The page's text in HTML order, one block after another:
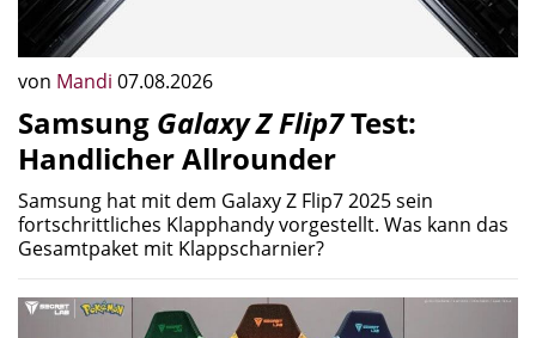
von Mandi 07.08.2026
Samsung Galaxy Z Flip7Test:
Handlicher Allrounder
Samsung hat mit dem Galaxy Z Flip7 2025 sein
fortschrittliches Klapphandy vorgestellt. Was kann das
Gesamtpaket mit Klappscharnier?